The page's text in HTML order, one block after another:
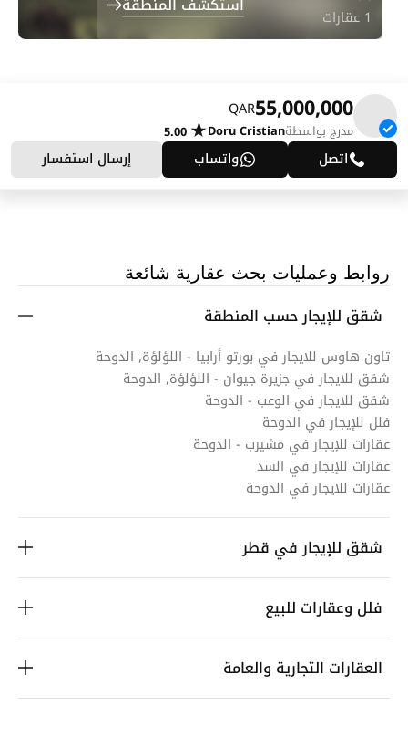
1 عقارات
55,000,000
QAR
مدرج بواسطةDoru Cristian
5.00
اتصل واتساب إرسال استفسار
روابط وعمليات بحث عقارية شائعة
شقق للإيجار حسب المنطقة
تاون هاوس للايجار في بورتو أرابيا - اللؤلؤة, الدوحة
شقق للايجار في جزيرة جيوان - اللؤلؤة, الدوحة
شقق للايجار في الوعب - الدوحة
فلل للإيجار في الدوحة
عقارات للإيجار في مشيرب - الدوحة
عقارات للإيجار في السد
عقارات للايجار في الدوحة
شقق للإيجار في قطر
فلل وعقارات للبيع
العقارات التجارية والعامة